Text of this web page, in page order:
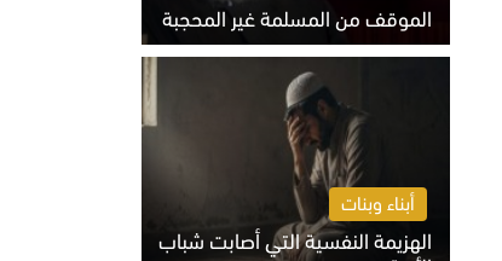
الموقف من المسلمة غير المحجبة
الخميس 6 أغسطس 2026 10:45 ص
أبناء وبنات
الهزيمة النفسية التي أصابت شباب